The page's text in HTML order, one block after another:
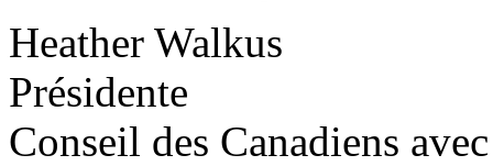
Heather Walkus
Présidente
Conseil des Canadiens